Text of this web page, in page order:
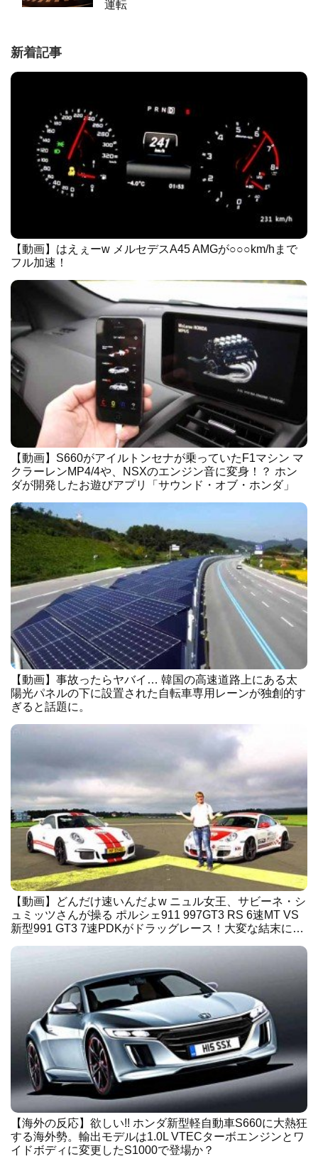
運転
新着記事
【動画】はえぇーw メルセデスA45 AMGが○○○km/hまで
フル加速！
【動画】S660がアイルトンセナが乗っていたF1マシン マ
クラーレンMP4/4や、NSXのエンジン音に変身！？ ホン
ダが開発したお遊びアプリ「サウンド・オブ・ホンダ」
【動画】事故ったらヤバイ… 韓国の高速道路上にある太
陽光パネルの下に設置された自転車専用レーンが独創的す
ぎると話題に。
【動画】どんだけ速いんだよw ニュル女王、サビーネ・シ
ュミッツさんが操る ポルシェ911 997GT3 RS 6速MT VS
新型991 GT3 7速PDKがドラッグレース！大変な結末に…
【海外の反応】欲しい!! ホンダ新型軽自動車S660に大熱狂
する海外勢。輸出モデルは1.0L VTECターボエンジンとワ
イドボディに変更したS1000で登場か？